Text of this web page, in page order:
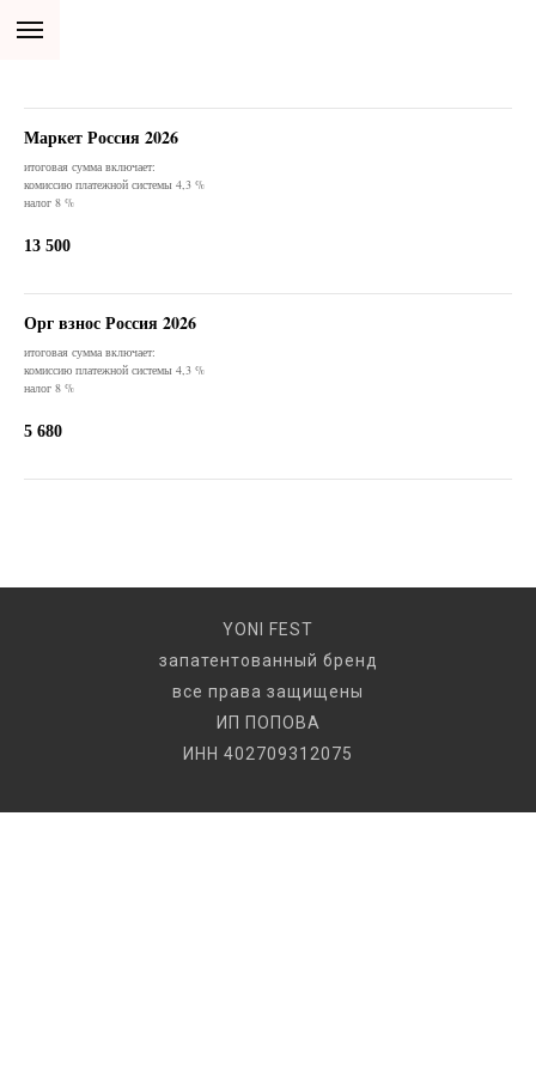
Маркет Россия 2026
итоговая сумма включает:
комиссию платежной системы 4,3 %
налог 8 %
13 500
Орг взнос Россия 2026
итоговая сумма включает:
комиссию платежной системы 4,3 %
налог 8 %
5 680
YONI FEST
запатентованный бренд
все права защищены
ИП ПОПОВА
ИНН 402709312075